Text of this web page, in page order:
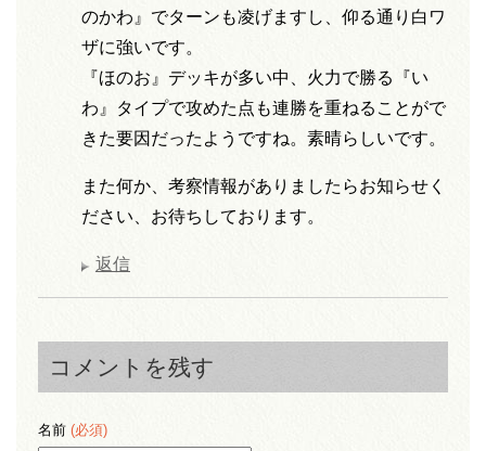
のかわ』でターンも凌げますし、仰る通り白ワ
ザに強いです。
『ほのお』デッキが多い中、火力で勝る『い
わ』タイプで攻めた点も連勝を重ねることがで
きた要因だったようですね。素晴らしいです。
また何か、考察情報がありましたらお知らせく
ださい、お待ちしております。
返信
コメントを残す
名前 (必須)